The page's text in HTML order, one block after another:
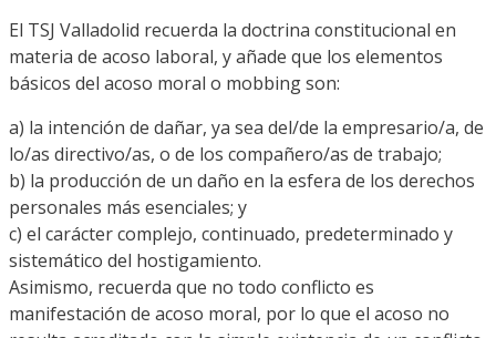
El TSJ Valladolid recuerda la doctrina constitucional en
materia de acoso laboral, y añade que los elementos
básicos del acoso moral o mobbing son:
a) la intención de dañar, ya sea del/de la empresario/a, de
lo/as directivo/as, o de los compañero/as de trabajo;
b) la producción de un daño en la esfera de los derechos
personales más esenciales; y
c) el carácter complejo, continuado, predeterminado y
sistemático del hostigamiento.
Asimismo, recuerda que no todo conflicto es
manifestación de acoso moral, por lo que el acoso no